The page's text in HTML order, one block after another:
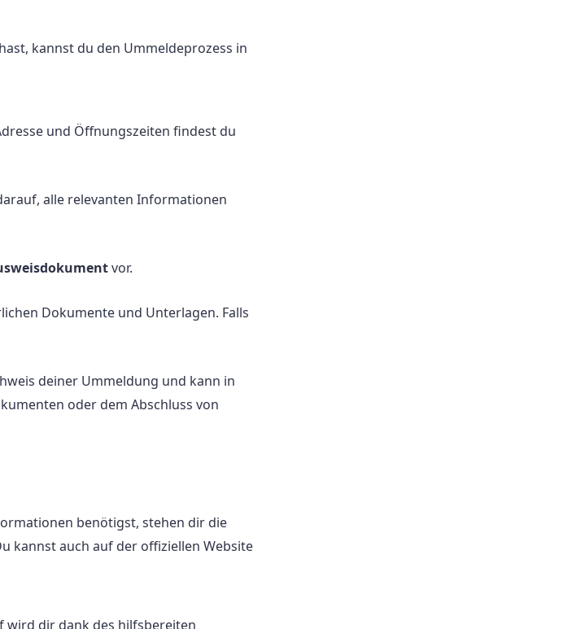
kannst du den Ummeldeprozess in
und Öffnungszeiten findest du
alle relevanten Informationen
vor.
Dokumente und Unterlagen. Falls
deiner Ummeldung und kann in
oder dem Abschluss von
benötigst, stehen dir die
kannst auch auf der offiziellen Website
wird dir dank des hilfsbereiten